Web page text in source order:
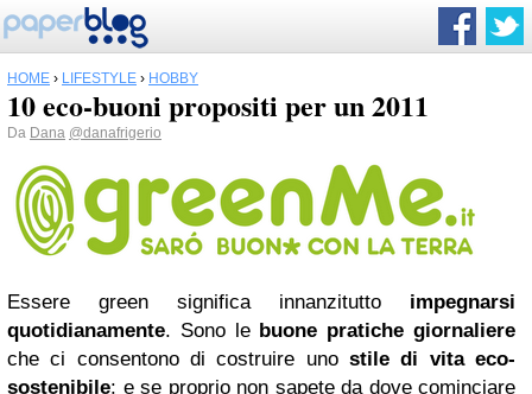
HOME › LIFESTYLE › HOBBY
10 eco-buoni propositi per un 2011
Da Dana @danafrigerio
Essere green significa innanzitutto impegnarsi
quotidianamente. Sono le buone pratiche giornaliere
che ci consentono di costruire uno stile di vita eco-
sostenibile: e se proprio non sapete da dove cominciare